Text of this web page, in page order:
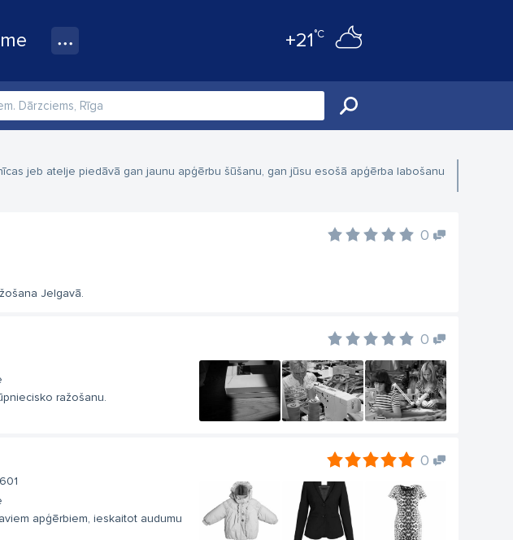
+21°C
jeb atelje piedāvā gan jaunu apģērbu šūšanu, gan jūsu esošā apģērba labošanu
0
Jelgavā.
0
ražošanu.
0
apģērbiem, ieskaitot audumu